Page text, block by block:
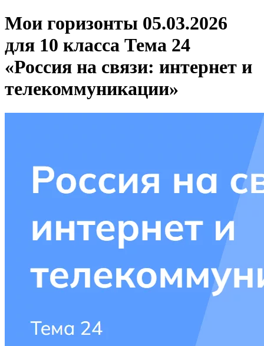
Мои горизонты 05.03.2026
для 10 класса Тема 24
«Россия на связи: интернет и
телекоммуникации»